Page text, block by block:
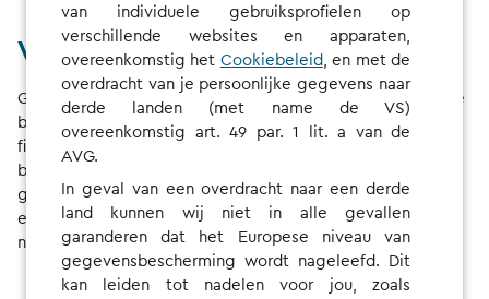
Vind het juiste oplaadpunt
Gebruik de CHARGE NOW-kaart om laadstations bij u in de
buurt of in de buurt van uw bestemming te vinden. Met
filters kunt u zoeken op stekkertype, laadsnelheid en
beschikbaarheid. Bovendien kunt u
gebruikersbeoordelingen bekijken en schrijven om uw
ervaringen met anderen te delen. Dankzij Connected-
navigatie kunt u zonder vertraging op weg.
van individuele gebruiksprofielen op
verschillende websites en apparaten,
overeenkomstig het Cookiebeleid
, en met de
overdracht van je persoonlijke gegevens naar
derde landen (met name de VS)
overeenkomstig art. 49 par. 1 lit. a van de
AVG.
In geval van een overdracht naar een derde
land kunnen wij niet in alle gevallen
garanderen dat het Europese niveau van
gegevensbescherming wordt nageleefd. Dit
kan leiden tot nadelen voor jou, zoals